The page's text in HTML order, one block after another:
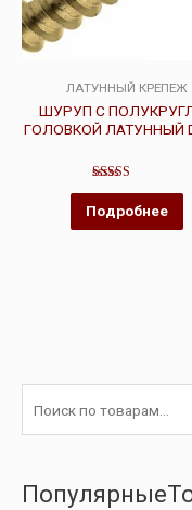
ЛАТУННЫЙ КРЕПЕЖ
ШУРУП С
ГОЛОВКОЙ ЛАТУННЫЙ
Оценка
из 5
Подробнее